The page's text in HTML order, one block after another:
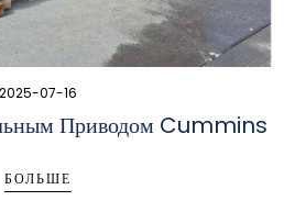
2025-07-16
Приводом Cummins
БОЛЬШЕ